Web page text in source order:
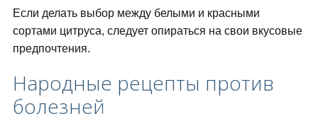
Если делать выбор между белыми и красными
сортами цитруса, следует опираться на свои вкусовые
предпочтения.
Народные рецепты против
болезней